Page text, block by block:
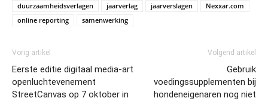
duurzaamheidsverlagen
jaarverlag jaarverslagen
Nexxar.com
online reporting
samenwerking
Vorig artikel
Eerste editie digitaal media-art
openluchtevenement
StreetCanvas op 7 oktober in
Volgend artikel
Gebruik
voedingssupplementen bij
hondeneigenaren nog niet